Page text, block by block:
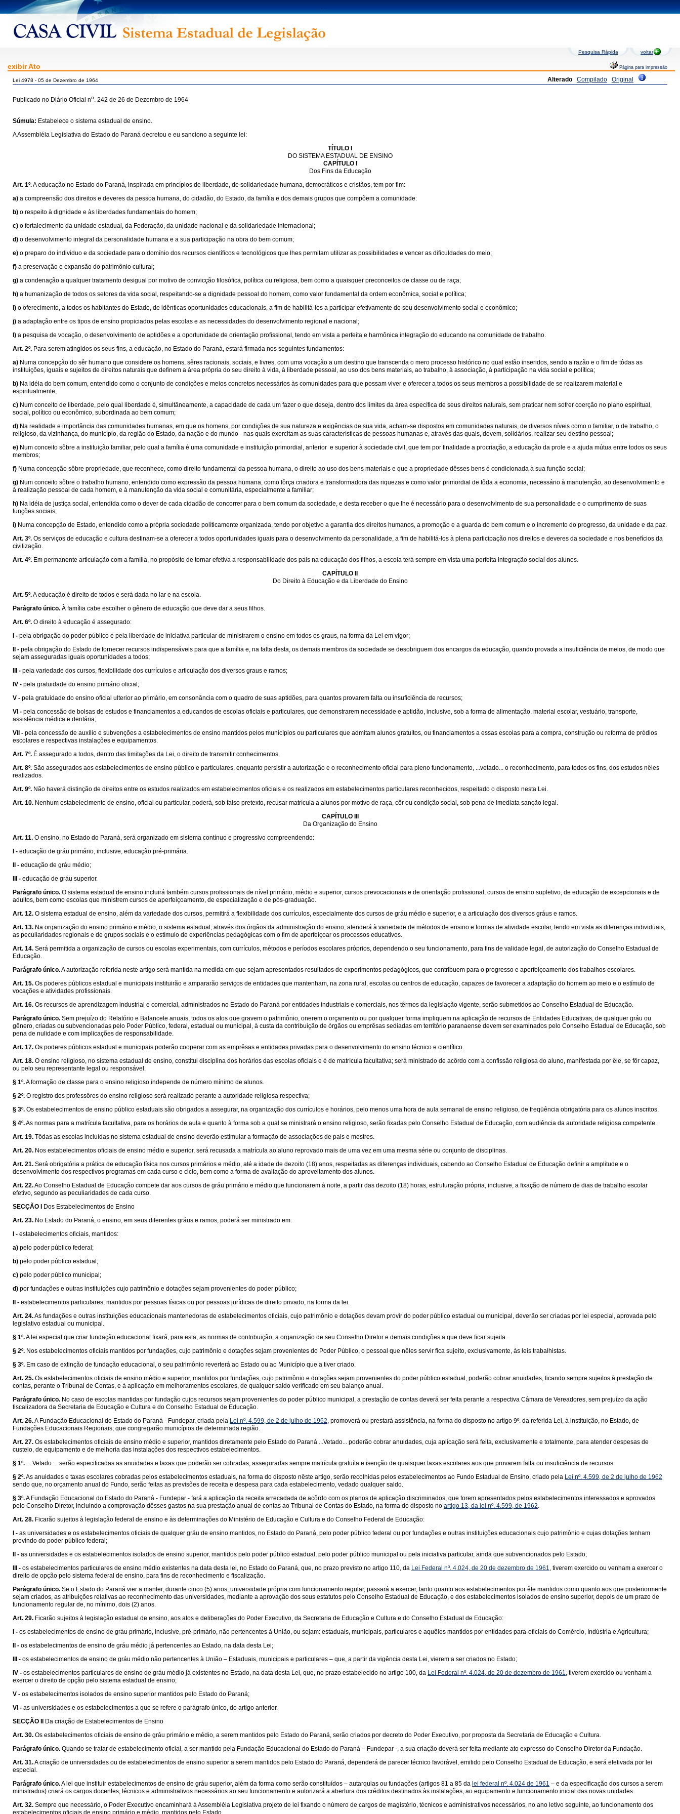
Pesquisa Rápida voltar
exibir Ato Página para impressão
Alterado Compilado Original
Lei 4978 - 05 de Dezembro de 1964
Publicado no Diário Oficial no. 242 de 26 de Dezembro de 1964
Súmula: Estabelece o sistema estadual de ensino.
A Assembléia Legislativa do Estado do Paraná decretou e eu sanciono a seguinte lei:
TÍTULO I
DO SISTEMA ESTADUAL DE ENSINO
CAPÍTULO I
Dos Fins da Educação
Art. 1º.A educação no Estado do Paraná, inspirada em princípios de liberdade, de solidariedade humana, democráticos e cristãos, tem por fim:
a) a compreensão dos direitos e deveres da pessoa humana, do cidadão, do Estado, da família e dos demais grupos que compõem a comunidade:
b) o respeito à dignidade e às liberdades fundamentais do homem;
c) o fortalecimento da unidade estadual, da Federação, da unidade nacional e da solidariedade internacional;
d) o desenvolvimento integral da personalidade humana e a sua participação na obra do bem comum;
e) o preparo do individuo e da sociedade para o domínio dos recursos científicos e tecnológicos que lhes permitam utilizar as possibilidades e vencer as dificuldades do meio;
f) a preservação e expansão do patrimônio cultural;
g) a condenação a qualquer tratamento desigual por motivo de convicção filosófica, política ou religiosa, bem como a quaisquer preconceitos de classe ou de raça;
h) a humanização de todos os setores da vida social, respeitando-se a dignidade pessoal do homem, como valor fundamental da ordem econômica, social e política;
i) o oferecimento, a todos os habitantes do Estado, de idênticas oportunidades educacionais, a fim de habilitá-los a participar efetivamente do seu desenvolvimento social e econômico;
j) a adaptação entre os tipos de ensino propiciados pelas escolas e as necessidades do desenvolvimento regional e nacional;
l) a pesquisa de vocação, o desenvolvimento de aptidões e a oportunidade de orientação profissional, tendo em vista a perfeita e harmônica integração do educando na comunidade de trabalho.
Art. 2º. Para serem atingidos os seus fins, a educação, no Estado do Paraná, estará firmada nos seguintes fundamentos:
a) Numa concepção do sêr humano que considere os homens, sêres racionais, sociais, e livres, com uma vocação a um destino que transcenda o mero processo histórico no qual estão inseridos, sendo a razão e o fim de tôdas as
instituições, iguais e sujeitos de direitos naturais que definem a área própria do seu direito à vida, à liberdade pessoal, ao uso dos bens materiais, ao trabalho, à associação, à participação na vida social e política;
b) Na idéia do bem comum, entendido como o conjunto de condições e meios concretos necessários às comunidades para que possam viver e oferecer a todos os seus membros a possibilidade de se realizarem material e
espiritualmente;
c) Num conceito de liberdade, pelo qual liberdade é, simultâneamente, a capacidade de cada um fazer o que deseja, dentro dos limites da área específica de seus direitos naturais, sem praticar nem sofrer coerção no plano espiritual,
social, político ou econômico, subordinada ao bem comum;
d) Na realidade e importância das comunidades humanas, em que os homens, por condições de sua natureza e exigências de sua vida, acham-se dispostos em comunidades naturais, de diversos níveis como o familiar, o de trabalho, o
religioso, da vizinhança, do município, da região do Estado, da nação e do mundo - nas quais exercitam as suas características de pessoas humanas e, através das quais, devem, solidários, realizar seu destino pessoal;
e) Num conceito sôbre a instituição familiar, pelo qual a família é uma comunidade e instituição primordial, anterior e superior à sociedade civil, que tem por finalidade a procriação, a educação da prole e a ajuda mútua entre todos os seus
membros;
f) Numa concepção sôbre propriedade, que reconhece, como direito fundamental da pessoa humana, o direito ao uso dos bens materiais e que a propriedade dêsses bens é condicionada à sua função social;
g) Num conceito sôbre o trabalho humano, entendido como expressão da pessoa humana, como fôrça criadora e transformadora das riquezas e como valor primordial de tôda a economia, necessário à manutenção, ao desenvolvimento e
à realização pessoal de cada homem, e à manutenção da vida social e comunitária, especialmente a familiar;
h) Na idéia de justiça social, entendida como o dever de cada cidadão de concorrer para o bem comum da sociedade, e desta receber o que lhe é necessário para o desenvolvimento de sua personalidade e o cumprimento de suas
funções sociais;
i) Numa concepção de Estado, entendido como a própria sociedade polìticamente organizada, tendo por objetivo a garantia dos direitos humanos, a promoção e a guarda do bem comum e o incremento do progresso, da unidade e da paz.
Art. 3º. Os serviços de educação e cultura destinam-se a oferecer a todos oportunidades iguais para o desenvolvimento da personalidade, a fim de habilitá-los à plena participação nos direitos e deveres da sociedade e nos benefícios da
civilização.
Art. 4º. Em permanente articulação com a família, no propósito de tornar efetiva a responsabilidade dos pais na educação dos filhos, a escola terá sempre em vista uma perfeita integração social dos alunos.
CAPÍTULO II
Do Direito à Educação e da Liberdade do Ensino
Art. 5º.A educação é direito de todos e será dada no lar e na escola.
Parágrafo único. À família cabe escolher o gênero de educação que deve dar a seus filhos.
Art. 6º. O direito à educação é assegurado:
I - pela obrigação do poder público e pela liberdade de iniciativa particular de ministrarem o ensino em todos os graus, na forma da Lei em vigor;
II - pela obrigação do Estado de fornecer recursos indispensáveis para que a família e, na falta desta, os demais membros da sociedade se desobriguem dos encargos da educação, quando provada a insuficiência de meios, de modo que
sejam asseguradas iguais oportunidades a todos;
III - pela variedade dos cursos, flexibilidade dos currículos e articulação dos diversos graus e ramos;
IV - pela gratuidade do ensino primário oficial;
V - pela gratuidade do ensino oficial ulterior ao primário, em consonância com o quadro de suas aptidões, para quantos provarem falta ou insuficiência de recursos;
VI - pela concessão de bolsas de estudos e financiamentos a educandos de escolas oficiais e particulares, que demonstrarem necessidade e aptidão, inclusive, sob a forma de alimentação, material escolar, vestuário, transporte,
assistência médica e dentária;
VII - pela concessão de auxílio e subvenções a estabelecimentos de ensino mantidos pelos municípios ou particulares que admitam alunos gratuítos, ou financiamentos a essas escolas para a compra, construção ou reforma de prédios
escolares e respectivas instalações e equipamentos.
Art. 7º. É assegurado a todos, dentro das limitações da Lei, o direito de transmitir conhecimentos.
Art. 8º. São assegurados aos estabelecimentos de ensino público e particulares, enquanto persistir a autorização e o reconhecimento oficial para pleno funcionamento, ...vetado... o reconhecimento, para todos os fins, dos estudos nêles
realizados.
Art. 9º. Não haverá distinção de direitos entre os estudos realizados em estabelecimentos oficiais e os realizados em estabelecimentos particulares reconhecidos, respeitado o disposto nesta Lei.
Art. 10. Nenhum estabelecimento de ensino, oficial ou particular, poderá, sob falso pretexto, recusar matrícula a alunos por motivo de raça, côr ou condição social, sob pena de imediata sanção legal.
CAPÍTULO III
Da Organização do Ensino
Art. 11. O ensino, no Estado do Paraná, será organizado em sistema contínuo e progressivo compreendendo:
I - educação de gráu primário, inclusive, educação pré-primária.
II - educação de gráu médio;
III - educação de gráu superior.
Parágrafo único. O sistema estadual de ensino incluirá também cursos profissionais de nível primário, médio e superior, cursos prevocacionais e de orientação profissional, cursos de ensino supletivo, de educação de excepcionais e de
adultos, bem como escolas que ministrem cursos de aperfeiçoamento, de especialização e de pós-graduação.
Art. 12. O sistema estadual de ensino, além da variedade dos cursos, permitirá a flexibilidade dos currículos, especialmente dos cursos de gráu médio e superior, e a articulação dos diversos gráus e ramos.
Art. 13. Na organização do ensino primário e médio, o sistema estadual, através dos órgãos da administração do ensino, atenderá à variedade de métodos de ensino e formas de atividade escolar, tendo em vista as diferenças individuais,
as peculiaridades regionais e de grupos sociais e o estímulo de experiências pedagógicas com o fim de aperfeiçoar os processos educativos.
Art. 14. Será permitida a organização de cursos ou escolas experimentais, com currículos, métodos e períodos escolares próprios, dependendo o seu funcionamento, para fins de validade legal, de autorização do Conselho Estadual de
Educação.
Parágrafo único.A autorização referida neste artigo será mantida na medida em que sejam apresentados resultados de experimentos pedagógicos, que contribuem para o progresso e aperfeiçoamento dos trabalhos escolares.
Art. 15. Os poderes públicos estadual e municipais instituirão e ampararão serviços de entidades que mantenham, na zona rural, escolas ou centros de educação, capazes de favorecer a adaptação do homem ao meio e o estímulo de
vocações e atividades profissionais.
Art. 16. Os recursos de aprendizagem industrial e comercial, administrados no Estado do Paraná por entidades industriais e comerciais, nos têrmos da legislação vigente, serão submetidos ao Conselho Estadual de Educação.
Parágrafo único. Sem prejuízo do Relatório e Balancete anuais, todos os atos que gravem o patrimônio, onerem o orçamento ou por qualquer forma impliquem na aplicação de recursos de Entidades Educativas, de qualquer gráu ou
gênero, criadas ou subvencionadas pelo Poder Público, federal, estadual ou municipal, à custa da contribuição de órgãos ou emprêsas sediadas em território paranaense devem ser examinados pelo Conselho Estadual de Educação, sob
pena de nulidade e com implicações de responsabilidade.
Art. 17. Os poderes públicos estadual e municipais poderão cooperar com as emprêsas e entidades privadas para o desenvolvimento do ensino técnico e científico.
Art. 18. O ensino religioso, no sistema estadual de ensino, constitui disciplina dos horários das escolas oficiais e é de matrícula facultativa; será ministrado de acôrdo com a confissão religiosa do aluno, manifestada por êle, se fôr capaz,
ou pelo seu representante legal ou responsável.
§ 1º.A formação de classe para o ensino religioso independe de número mínimo de alunos.
§ 2º. O registro dos professôres do ensino religioso será realizado perante a autoridade religiosa respectiva;
§ 3º. Os estabelecimentos de ensino público estaduais são obrigados a assegurar, na organização dos currículos e horários, pelo menos uma hora de aula semanal de ensino religioso, de freqüência obrigatória para os alunos inscritos.
§ 4º.As normas para a matrícula facultativa, para os horários de aula e quanto à forma sob a qual se ministrará o ensino religioso, serão fixadas pelo Conselho Estadual de Educação, com audiência da autoridade religiosa competente.
Art. 19. Tôdas as escolas incluídas no sistema estadual de ensino deverão estimular a formação de associações de pais e mestres.
Art. 20. Nos estabelecimentos oficiais de ensino médio e superior, será recusada a matrícula ao aluno reprovado mais de uma vez em uma mesma série ou conjunto de disciplinas.
Art. 21. Será obrigatória a prática de educação física nos cursos primários e médio, até a idade de dezoito (18) anos, respeitadas as diferenças individuais, cabendo ao Conselho Estadual de Educação definir a amplitude e o
desenvolvimento dos respectivos programas em cada curso e ciclo, bem como a forma de avaliação do aproveitamento dos alunos.
Art. 22.Ao Conselho Estadual de Educação compete dar aos cursos de gráu primário e médio que funcionarem à noite, a partir das dezoito (18) horas, estruturação própria, inclusive, a fixação de número de dias de trabalho escolar
efetivo, segundo as peculiaridades de cada curso.
SECÇÃO I
Dos Estabelecimentos de Ensino
Art. 23. No Estado do Paraná, o ensino, em seus diferentes gráus e ramos, poderá ser ministrado em:
I - estabelecimentos oficiais, mantidos:
a) pelo poder público federal;
b) pelo poder público estadual;
c) pelo poder público municipal;
d) por fundações e outras instituições cujo patrimônio e dotações sejam provenientes do poder público;
II - estabelecimentos particulares, mantidos por pessoas físicas ou por pessoas jurídicas de direito privado, na forma da lei.
Art. 24.As fundações e outras instituições educacionais mantenedoras de estabelecimentos oficiais, cujo patrimônio e dotações devam provir do poder público estadual ou municipal, deverão ser criadas por lei especial, aprovada pelo
legislativo estadual ou municipal.
§ 1º.A lei especial que criar fundação educacional fixará, para esta, as normas de contribuição, a organização de seu Conselho Diretor e demais condições a que deve ficar sujeita.
§ 2º. Nos estabelecimentos oficiais mantidos por fundações, cujo patrimônio e dotações sejam provenientes do Poder Público, o pessoal que nêles servir fica sujeito, exclusivamente, às leis trabalhistas.
§ 3º. Em caso de extinção de fundação educacional, o seu patrimônio reverterá ao Estado ou ao Município que a tiver criado.
Art. 25. Os estabelecimentos oficiais de ensino médio e superior, mantidos por fundações, cujo patrimônio e dotações sejam provenientes do poder público estadual, poderão cobrar anuidades, ficando sempre sujeitos à prestação de
contas, perante o Tribunal de Contas, e à aplicação em melhoramentos escolares, de qualquer saldo verificado em seu balanço anual.
Parágrafo único. No caso de escolas mantidas por fundação cujos recursos sejam provenientes do poder público municipal, a prestação de contas deverá ser feita perante a respectiva Câmara de Vereadores, sem prejuízo da ação
fiscalizadora da Secretaria de Educação e Cultura e do Conselho Estadual de Educação.
Art. 26.A Fundação Educacional do Estado do Paraná - Fundepar, criada pela Lei nº. 4.599, de 2 de julho de 1962, promoverá ou prestará assistência, na forma do disposto no artigo 9º. da referida Lei, à instituição, no Estado, de
Fundações Educacionais Regionais, que congregarão municípios de determinada região.
Art. 27. Os estabelecimentos oficiais de ensino médio e superior, mantidos diretamente pelo Estado do Paraná ...Vetado... poderão cobrar anuidades, cuja aplicação será feita, exclusivamente e totalmente, para atender despesas de
custeio, de equipamento e de melhoria das instalações dos respectivos estabelecimentos.
§ 1º. ... Vetado ... serão especificadas as anuidades e taxas que poderão ser cobradas, asseguradas sempre matrícula gratuíta e isenção de quaisquer taxas escolares aos que provarem falta ou insuficiência de recursos.
§ 2º.As anuidades e taxas escolares cobradas pelos estabelecimentos estaduais, na forma do disposto nêste artigo, serão recolhidas pelos estabelecimentos ao Fundo Estadual de Ensino, criado pela Lei nº. 4.599, de 2 de julho de 1962
sendo que, no orçamento anual do Fundo, serão feitas as previsões de receita e despesa para cada estabelecimento, vedado qualquer saldo.
§ 3º.A Fundação Educacional do Estado do Paraná - Fundepar - fará a aplicação da receita arrecadada de acôrdo com os planos de aplicação discriminados, que forem apresentados pelos estabelecimentos interessados e aprovados
pelo Conselho Diretor, incluindo a comprovação dêsses gastos na sua prestação anual de contas ao Tribunal de Contas do Estado, na forma do disposto no artigo 13, da lei nº. 4.599, de 1962.
Art. 28. Ficarão sujeitos à legislação federal de ensino e às determinações do Ministério de Educação e Cultura e do Conselho Federal de Educação:
I - as universidades e os estabelecimentos oficiais de qualquer gráu de ensino mantidos, no Estado do Paraná, pelo poder público federal ou por fundações e outras instituições educacionais cujo patrimônio e cujas dotações tenham
provindo do poder público federal;
II - as universidades e os estabelecimentos isolados de ensino superior, mantidos pelo poder público estadual, pelo poder público municipal ou pela iniciativa particular, ainda que subvencionados pelo Estado;
III - os estabelecimentos particulares de ensino médio existentes na data desta lei, no Estado do Paraná, que, no prazo previsto no artigo 110, da Lei Federal nº. 4.024, de 20 de dezembro de 1961, tiverem exercido ou venham a exercer o
direito de opção pelo sistema federal de ensino, para fins de reconhecimento e fiscalização.
Parágrafo único. Se o Estado do Paraná vier a manter, durante cinco (5) anos, universidade própria com funcionamento regular, passará a exercer, tanto quanto aos estabelecimentos por êle mantidos como quanto aos que posteriormente
sejam criados, as atribuições relativas ao reconhecimento das universidades, mediante a aprovação dos seus estatutos pelo Conselho Estadual de Educação, e dos estabelecimentos isolados de ensino superior, depois de um prazo de
funcionamento regular de, no mínimo, dois (2) anos.
Art. 29. Ficarão sujeitos à legislação estadual de ensino, aos atos e deliberações do Poder Executivo, da Secretaria de Educação e Cultura e do Conselho Estadual de Educação:
I - os estabelecimentos de ensino de gráu primário, inclusive, pré-primário, não pertencentes à União, ou sejam: estaduais, municipais, particulares e aquêles mantidos por entidades para-oficiais do Comércio, Indústria e Agricultura;
II - os estabelecimentos de ensino de gráu médio já pertencentes ao Estado, na data desta Lei;
III - os estabelecimentos de ensino de gráu médio não pertencentes à União – Estaduais, municipais e particulares – que, a partir da vigência desta Lei, vierem a ser criados no Estado;
IV - os estabelecimentos particulares de ensino de gráu médio já existentes no Estado, na data desta Lei, que, no prazo estabelecido no artigo 100, da Lei Federal nº. 4.024, de 20 de dezembro de 1961, tiverem exercido ou venham a
exercer o direito de opção pelo sistema estadual de ensino;
V - os estabelecimentos isolados de ensino superior mantidos pelo Estado do Paraná;
VI - as universidades e os estabelecimentos a que se refere o parágrafo único, do artigo anterior.
SECÇÃO II
Da criação de Estabelecimentos de Ensino
Art. 30. Os estabelecimentos oficiais de ensino de gráu primário e médio, a serem mantidos pelo Estado do Paraná, serão criados por decreto do Poder Executivo, por proposta da Secretaria de Educação e Cultura.
Parágrafo único. Quando se tratar de estabelecimento oficial, a ser mantido pela Fundação Educacional do Estado do Paraná – Fundepar -, a sua criação deverá ser feita mediante ato expresso do Conselho Diretor da Fundação.
Art. 31.A criação de universidades ou de estabelecimentos de ensino superior a serem mantidos pelo Estado do Paraná, dependerá de parecer técnico favorável, emitido pelo Conselho Estadual de Educação, e será efetivada por lei
especial.
Parágrafo único.A lei que instituir estabelecimentos de ensino de gráu superior, além da forma como serão constituídos – autarquias ou fundações (artigos 81 a 85 da lei federal nº. 4.024 de 1961 – e da especificação dos cursos a serem
ministrados) criará os cargos docentes, técnicos e administrativos necessários ao seu funcionamento e autorizará a abertura dos créditos destinados às instalações, ao equipamento e funcionamento inicial das novas unidades.
Art. 32. Sempre que necessário, o Poder Executivo encaminhará à Assembléia Legislativa projeto de lei fixando o número de cargos de magistério, técnicos e administrativos necessários, no ano letivo seguinte, ao funcionamento dos
estabelecimentos oficiais de ensino primário e médio, mantidos pelo Estado.